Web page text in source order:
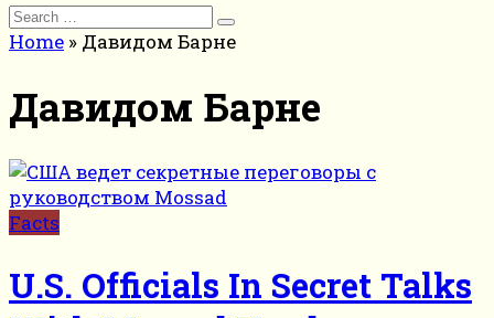
Search
for:
Home » Давидом Барне
Давидом Барне
Facts
U.S. Officials In Secret Talks